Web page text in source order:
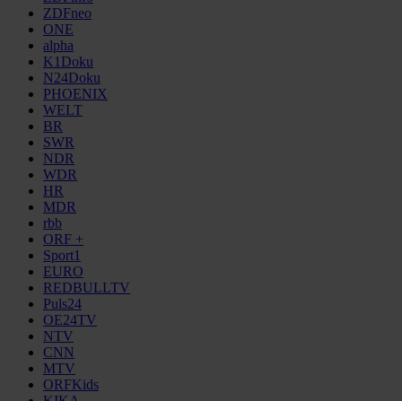
ZDFneo
ONE
alpha
K1Doku
N24Doku
PHOENIX
WELT
BR
SWR
NDR
WDR
HR
MDR
rbb
ORF +
Sport1
EURO
REDBULLTV
Puls24
OE24TV
NTV
CNN
MTV
ORFKids